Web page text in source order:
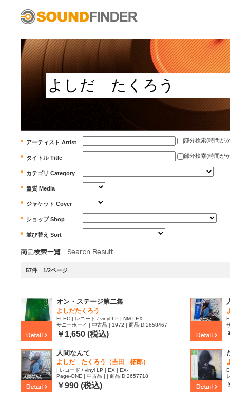
アーティスト Artist 部分検索(時間が
タイトル Title 部分検索(時間が
カテゴリ Category
盤質 Media
ジャケット Cover
ショップ Shop
並び替え Sort
57件 1/2ページ
オン・ステージ第二集
よしだたくろう
ELEC | レコード / vinyl LP | NM | EX
サニーボーイ | 中古品 | 1972 | 商品ID:2658467
￥1,650 (税込)
人間なんて
よしだ たくろう（吉田 拓郎）
| レコード / vinyl LP | EX | EX-
Page-ONE | 中古品 | | 商品ID:2657718
￥990 (税込)